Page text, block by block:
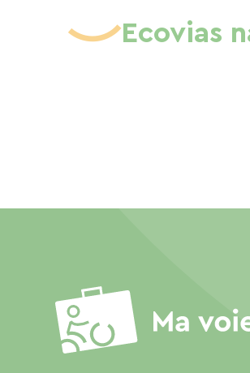
Ecovias